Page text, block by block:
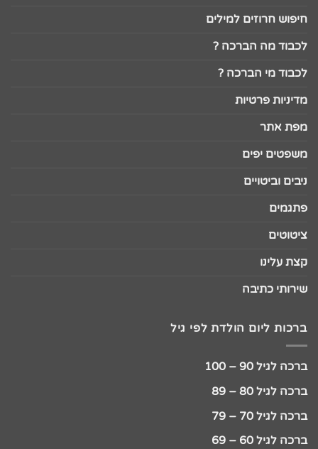
חיפוש חרוזים למילים
לכבוד מה הברכה ?
לכבוד מי הברכה ?
מדיניות פרטיות
מפת אתר
משפטים יפים
ניבים וביטויים
פתגמים
ציטוטים
קצת עלינו
שירותי כתיבה
ברכות ליום הולדת לפי גיל
ברכה לגיל 90 – 100
ברכה לגיל 80 – 89
ברכה לגיל 70 – 79
ברכה לגיל 60 – 69